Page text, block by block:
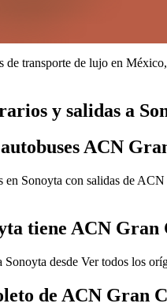
transporte de lujo en
y salidas a
ACN
en Sonoyta con salidas de
tiene ACN Gran
Sonoyta desde Ver todos los
de ACN Gran